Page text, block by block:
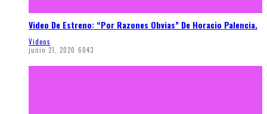
Video De Estreno: “Por Razones Obvias” De Horacio Palencia.
Videos
junio 21, 2020 6043